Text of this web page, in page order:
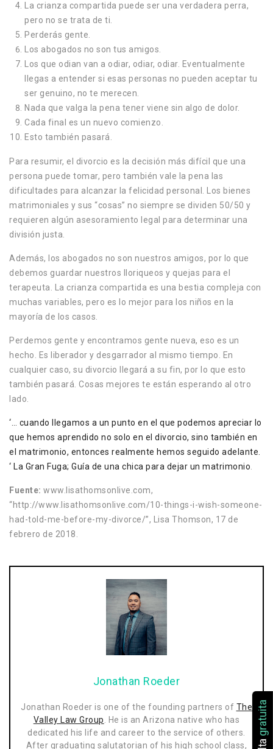
La crianza compartida puede ser una verdadera perra,
pero no se trata de ti.
Perderás gente.
Los abogados no son tus amigos.
Los que odian van a odiar, odiar, odiar. Eventualmente
llegas a entender si esas personas no pueden aceptar tu
ser genuino, no te merecen.
Nada que valga la pena tener viene sin algo de dolor.
Cada final es un nuevo comienzo.
Esto también pasará.
Para resumir, el divorcio es la decisión más difícil que una
persona puede tomar, pero también vale la pena las
dificultades para alcanzar la felicidad personal. Los bienes
matrimoniales y sus “cosas” no siempre se dividen 50/50 y
requieren algún asesoramiento legal para determinar una
división justa.
Además, los abogados no son nuestros amigos, por lo que
debemos guardar nuestros lloriqueos y quejas para el
terapeuta. La crianza compartida es una bestia compleja con
muchas variables, pero es lo mejor para los niños en la
mayoría de los casos.
Perdemos gente y encontramos gente nueva, eso es un
hecho. Es liberador y desgarrador al mismo tiempo. En
cualquier caso, su divorcio llegará a su fin, por lo que esto
también pasará. Cosas mejores te están esperando al otro
lado.
‘… cuando llegamos a un punto en el que podemos apreciar lo
que hemos aprendido no solo en el divorcio, sino también en
el matrimonio, entonces realmente hemos seguido adelante.
‘ La Gran Fuga; Guía de una chica para dejar un matrimonio.
Fuente: www.lisathomsonlive.com,
“http://www.lisathomsonlive.com/10-things-i-wish-someone-
had-told-me-before-my-divorce/”, Lisa Thomson, 17 de
febrero de 2018.
Jonathan Roeder
Jonathan Roeder is one of the founding partners of The
Valley Law Group. He is an Arizona native who has
dedicated his life and career to the service of others.
After graduating salutatorian of his high school class,
gratuita